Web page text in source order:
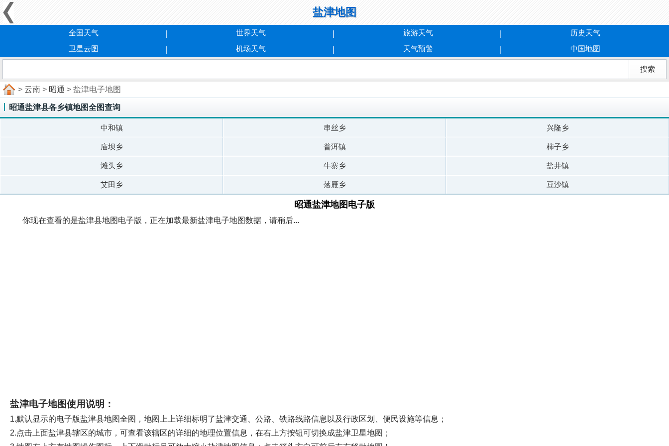
盐津地图
全国天气 世界天气 旅游天气
历史天气
卫星云图
机场天气 天气预警 中国地图
> 云南 > 昭通 > 盐津电子地图
昭通盐津县各乡镇地图全图查询
中和镇 串丝乡 兴隆乡
庙坝乡 普洱镇 柿子乡
滩头乡 牛寨乡 盐井镇
艾田乡 落雁乡 豆沙镇
昭通盐津地图电子版
你现在查看的是盐津县地图电子版，正在加载最新盐津电子地图数据，请稍后...
盐津电子地图使用说明：
1.默认显示的电子版盐津县地图全图，地图上上详细标明了盐津交通、公路、铁路线路信息以及行政区划、便民设施等信息；
2.点击上面盐津县辖区的城市，可查看该辖区的详细的地理位置信息，在右上方按钮可切换成盐津卫星地图；